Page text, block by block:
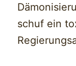
schuf ein